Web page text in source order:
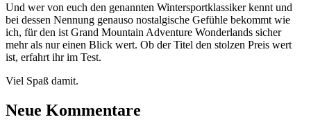
Und wer von euch den genannten Wintersportklassiker kennt und
bei dessen Nennung genauso nostalgische Gefühle bekommt wie
ich, für den ist Grand Mountain Adventure Wonderlands sicher
mehr als nur einen Blick wert. Ob der Titel den stolzen Preis wert
ist, erfahrt ihr im Test.
Viel Spaß damit.
Neue Kommentare